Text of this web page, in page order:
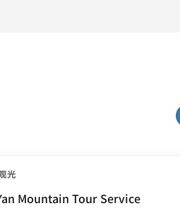
光
Mountain Tour Service